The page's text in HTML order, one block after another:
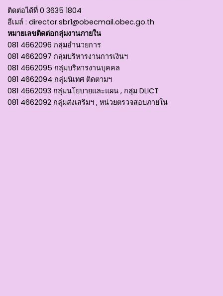
ติดต่อได้ที่ 0 3635 1804
อีเมล์ : director.sbr1@obecmail.obec.go.th
หมายเลขติดต่อกลุ่มงานภายใน
081 4662096 กลุ่มอำนวยการ
081 4662097 กลุ่มบริหารงานการเงินฯ
081 4662095 กลุ่มบริหารงานบุคคล
081 4662094 กลุ่มนิเทศ ติดตามฯ
081 4662093 กลุ่มนโยบายและแผน , กลุ่ม DLICT
081 4662092 กลุ่มส่งเสริมฯ , หน่วยตรวจสอบภายใน